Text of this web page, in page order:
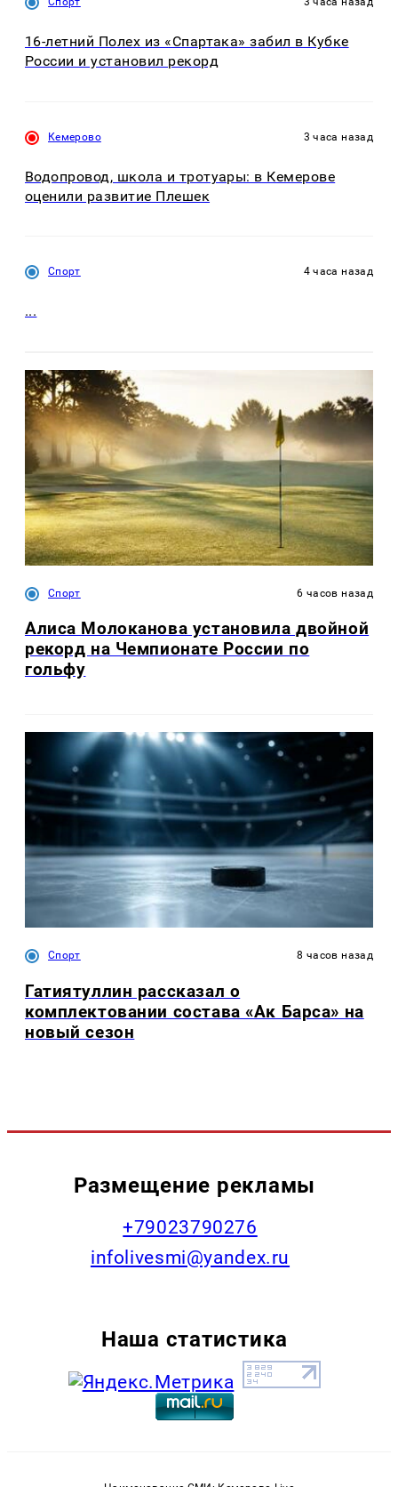
16-летний Полех из «Спартака» забил в Кубке
России и установил рекорд
Кемерово 3 часа назад
Водопровод, школа и тротуары: в Кемерове
оценили развитие Плешек
Спорт 4 часа назад
...
Спорт 6 часов назад
Алиса Молоканова установила двойной
рекорд на Чемпионате России по
гольфу
Спорт 8 часов назад
Гатиятуллин рассказал о
комплектовании состава «Ак Барса» на
новый сезон
Размещение рекламы
+79023790276
infolivesmi@yandex.ru
Наша статистика